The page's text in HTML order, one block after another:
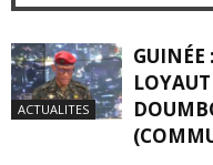
ACTUALITES
GUINÉE